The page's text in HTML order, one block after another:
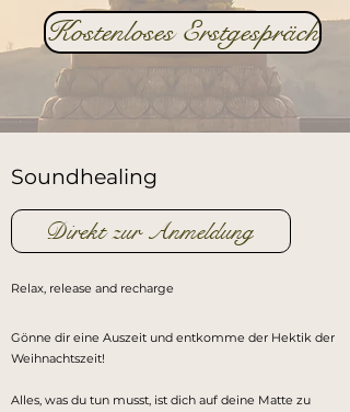
Kostenloses Erstgespräch
Soundhealing
Relax, release and recharge
Gönne dir eine Auszeit und entkomme der Hektik der
Weihnachtszeit!
Alles, was du tun musst, ist dich auf deine Matte zu
Direkt zur Anmeldung